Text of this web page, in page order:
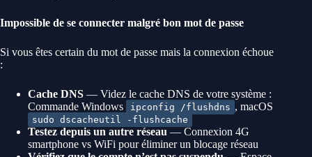
Impossible de se connecter malgré bon mot de passe
Si vous êtes certain du mot de passe mais la connexion échoue
:
Cache DNS — Videz le cache DNS de votre système :
Commande Windows
ipconfig /flushdns , macOS
sudo dscacheutil -flushcache
Testez depuis un autre réseau — Connexion 4G
smartphone vs WiFi pour éliminer un blocage réseau